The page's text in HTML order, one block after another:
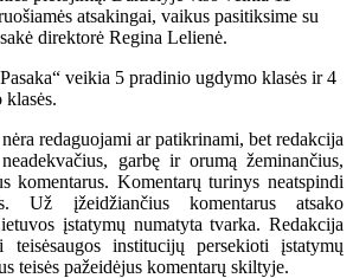
atsakingai, vaikus pasitiksime su
direktorė Regina Lelienė.
veikia 5 pradinio ugdymo klasės ir 4
redaguojami ar patikrinami, bet redakcija
garbę ir orumą žeminančius,
komentarus. Komentarų turinys neatspindi
Už įžeidžiančius komentarus atsako
įstatymų numatyta tvarka. Redakcija
teisėsaugos institucijų persekioti įstatymų
teisės pažeidėjus komentarų skiltyje.